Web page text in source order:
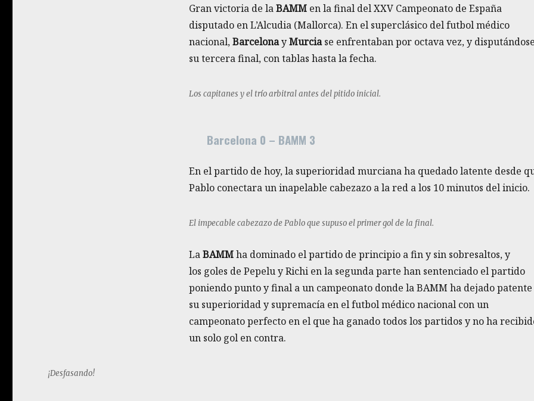
Gran victoria de laBAMMen la final del XXV Campeonato de España
disputado en L’Alcudia (Mallorca). En el superclásico del futbol médico
nacional,BarcelonayMurciase enfrentaban por octava vez, y
su tercera final, con tablas hasta la fecha.
Los capitanes y el trío arbitral antes del pitido inicial.
Barcelona 0 – BAMM 3
En el partido de hoy, la superioridad murciana ha quedado latente desde
Pablo conectara un inapelable cabezazo a la red a los 10 minutos del inicio.
El impecable cabezazo de Pablo que supuso el primer gol de la final.
LaBAMMha dominado el partido de principio a fin y sin sobresaltos, y
los goles de Pepelu y Richi en la segunda parte han sentenciado el partido
poniendo punto y final a un campeonato donde la BAMM ha dejado patente
su superioridad y supremacía en el futbol médico nacional con un
campeonato perfecto en el que ha ganado todos los partidos y no ha
un solo gol en contra.
¡Desfasando!